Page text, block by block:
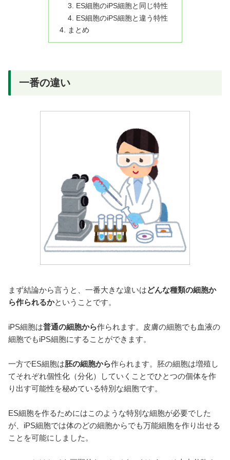
ES細胞のiPS細胞と同じ特性
ES細胞のiPS細胞と違う特性
まとめ
一番の違い
まず結論から言うと、一番大きな違いはどんな種類の細胞か
ら作られるかということです。
iPS細胞は普通の細胞から作られます。皮膚の細胞でも血液の
細胞でもiPS細胞にすることができます。
一方でES細胞は胚の細胞から作られます。胚の細胞は増殖し
てそれぞれ個性化（分化）していくことでひとつの個体を作
り出す可能性を秘めている特別な細胞です。
ES細胞を作るためにはこのような特別な細胞が必要でした
が、iPS細胞では体のどの細胞からでも万能細胞を作り出せる
ことを可能にしました。